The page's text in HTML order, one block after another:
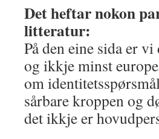
Det heftar nokon
litteratur:
På den eine sida er
og ikkje minst
om
sårbare kroppen og
det ikkje er